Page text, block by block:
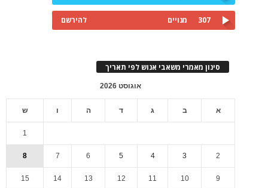
307 מנויים להירשם
סינון מאמרי משאבי אנוש לפי תאריך
אוגוסט 2026
א ב ג ד ה ו ש
1
2
3
4
5
6
7
8
9
10
11
12
13
14
15